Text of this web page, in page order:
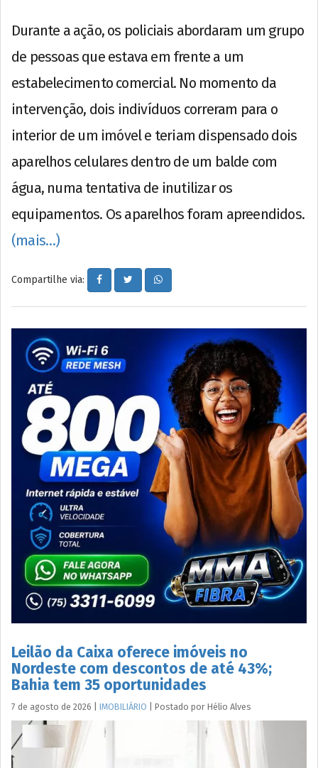
Durante a ação, os policiais abordaram um grupo
de pessoas que estava em frente a um
estabelecimento comercial. No momento da
intervenção, dois indivíduos correram para o
interior de um imóvel e teriam dispensado dois
aparelhos celulares dentro de um balde com
água, numa tentativa de inutilizar os
equipamentos. Os aparelhos foram apreendidos.
(mais…)
Compartilhe via:
Leilão da Caixa oferece imóveis no
Nordeste com descontos de até 43%;
Bahia tem 35 oportunidades
7 de agosto de 2026 IMOBILIÁRIO Postado por Hélio Alves